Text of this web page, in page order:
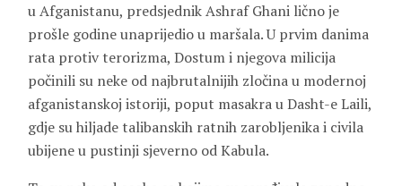
u Afganistanu, predsjednik Ashraf Ghani lično je
prošle godine unaprijedio u maršala. U prvim danima
rata protiv terorizma, Dostum i njegova milicija
počinili su neke od najbrutalnijih zločina u modernoj
afganistanskoj istoriji, poput masakra u Dasht-e Laili,
gdje su hiljade talibanskih ratnih zarobljenika i civila
ubijene u pustinji sjeverno od Kabula.